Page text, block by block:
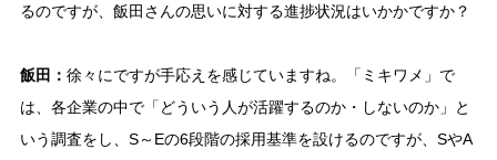
るのですが、飯田さんの思いに対する進捗状況はいかかですか？
飯田： 徐々にですが手応えを感じていますね。「ミキワメ」で
は、各企業の中で「どういう人が活躍するのか・しないのか」と
いう調査をし、S～Eの6段階の採用基準を設けるのですが、SやA